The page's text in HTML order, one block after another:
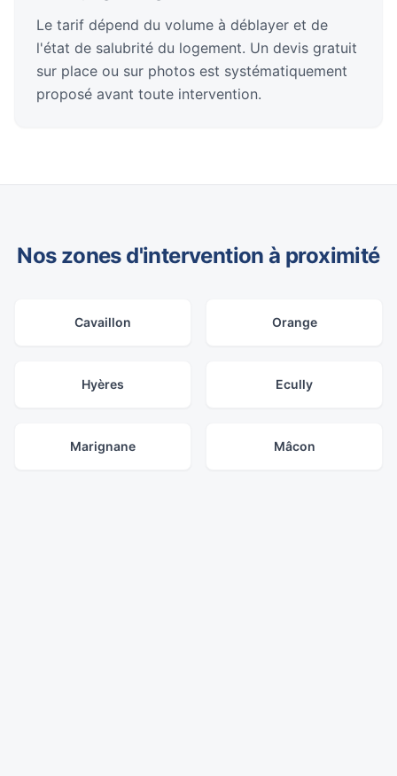
Le tarif dépend du volume à déblayer et de
l'état de salubrité du logement. Un devis gratuit
sur place ou sur photos est systématiquement
proposé avant toute intervention.
Nos zones d'intervention à proximité
Cavaillon Orange
Hyères Ecully
Marignane Mâcon